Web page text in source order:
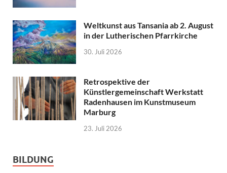
Weltkunst aus Tansania ab 2. August
in der Lutherischen Pfarrkirche
30. Juli 2026
Retrospektive der
Künstlergemeinschaft Werkstatt
Radenhausen im Kunstmuseum
Marburg
23. Juli 2026
BILDUNG